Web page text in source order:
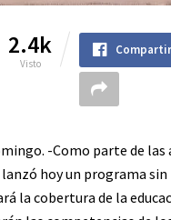
2.4k
Visto
-Como parte de
hoy un programa
la cobertura de la